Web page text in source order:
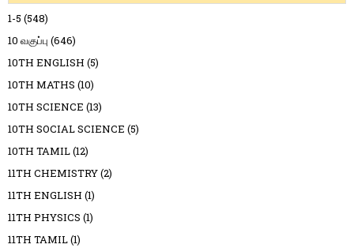
1-5 (548)
10 வகுப்பு (646)
10TH ENGLISH (5)
10TH MATHS (10)
10TH SCIENCE (13)
10TH SOCIAL SCIENCE (5)
10TH TAMIL(12)
11TH CHEMISTRY(2)
11TH ENGLISH (1)
11TH PHYSICS (1)
11TH TAMIL(1)